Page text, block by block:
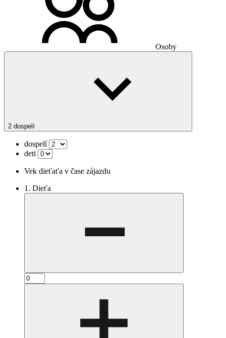
Osoby
2 dospelí
dospelí
deti
Vek dieťaťa v čase zájazdu
1. Dieťa